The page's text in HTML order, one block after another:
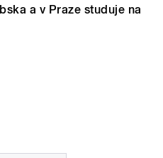
a v Praze studuje na